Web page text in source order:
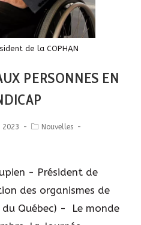
de la COPHAN
PERSONNES EN
2023
Nouvelles
- Président de
des organismes de
Québec) - Le monde